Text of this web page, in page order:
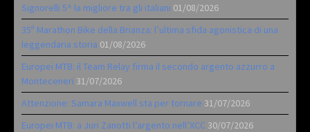
Signorelli 5^ la migliore tra gli italiani 01/08/2026
35ª Marathon Bike della Brianza: l’ultima sfida agonistica di una
leggendaria storia 01/08/2026
Europei MTB: il Team Relay firma il secondo argento azzurro a
Monteceneri 31/07/2026
Attenzione: Samara Maxwell sta per tornare 31/07/2026
Europei MTB: a Juri Zanotti l’argento nell’XCC 30/07/2026